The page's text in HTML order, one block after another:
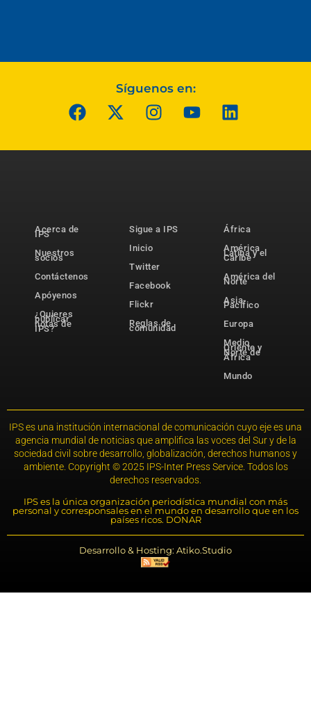
Síguenos en:
Acerca de
IPS
Nuestros
socios
Contáctenos
Apóyenos
¿Quieres
publicar
notas de
IPS?
Sigue a IPS
Inicio
Twitter
Facebook
Flickr
Reglas de
comunidad
África
América
Latina y el
Caribe
América del
Norte
Asia-
Pacífico
Europa
Medio
Oriente y
Norte de
África
Mundo
IPS es una institución internacional de comunicación cuyo eje es una
agencia mundial de noticias que amplifica las voces del Sur y de la
sociedad civil sobre desarrollo, globalización, derechos humanos y
ambiente. Copyright © 2025 IPS-Inter Press Service. Todos los
derechos reservados.
IPS es la única organización periodística mundial con más
personal y corresponsales en el mundo en desarrollo que en los
países ricos. DONAR
Desarrollo & Hosting: Atiko.Studio